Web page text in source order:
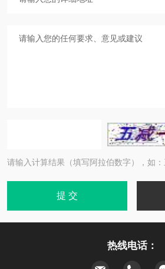
请输入计算结果（填写阿拉伯数字），如
热线电话：